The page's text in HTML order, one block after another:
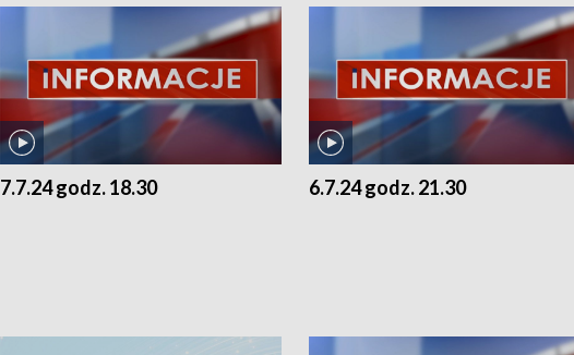
7.7.24 godz. 18.30 6.7.24 godz. 21.30